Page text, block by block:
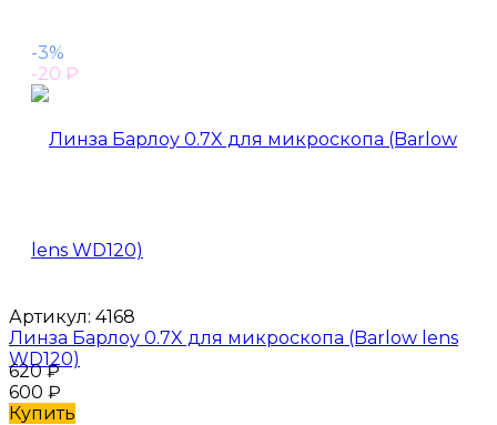
-3%
-20 ₽
Артикул: 4168
Линза Барлоу 0.7X для микроскопа (Barlow lens
WD120)
620₽
600 ₽
Купить